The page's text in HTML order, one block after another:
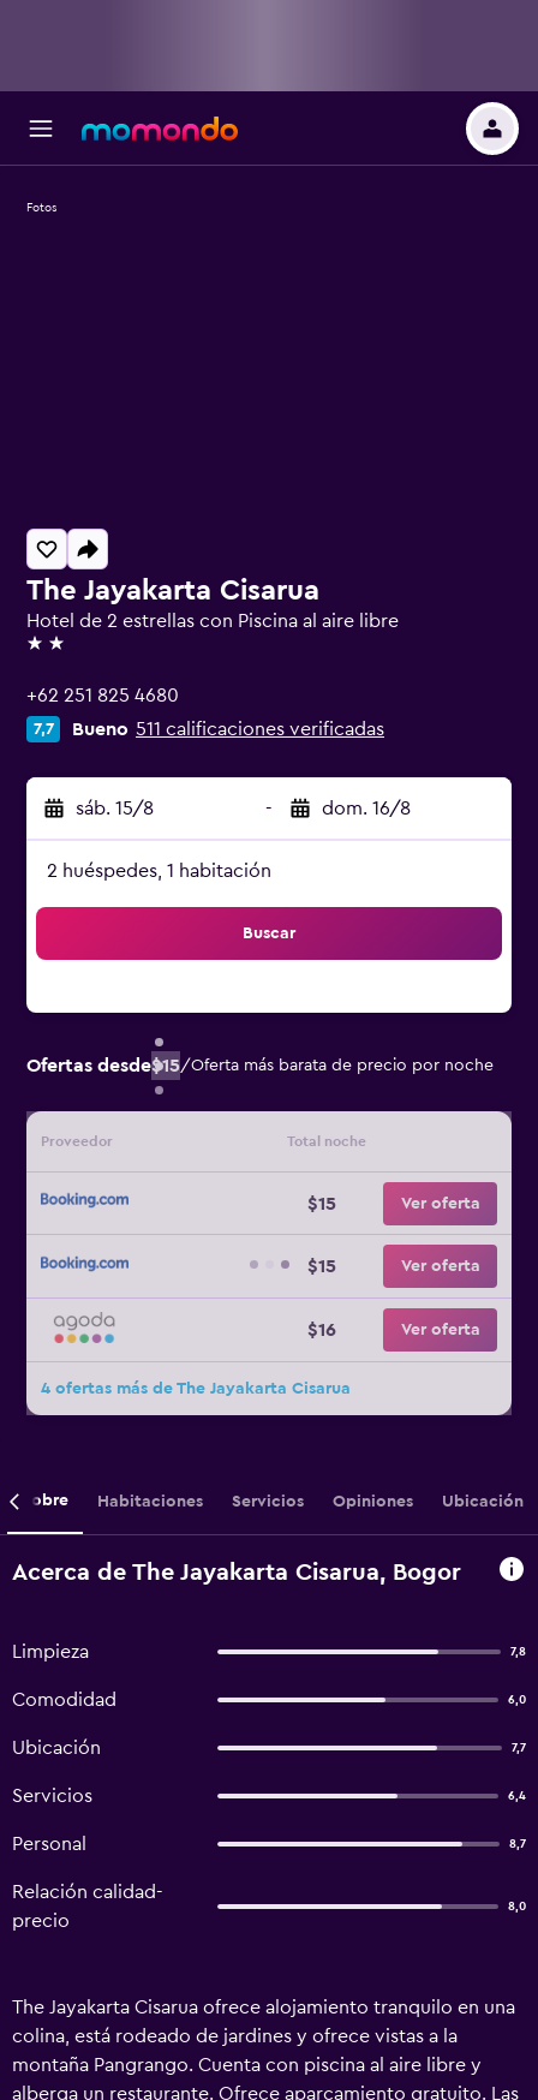
The Jayakarta Cisarua
Hotel de 2 estrellas con Piscina al aire libre
2 estrellas
+62 251 825 4680
7,7 Bueno 511 calificaciones verificadas
sáb. 15/8 - dom. 16/8
2 huéspedes, 1 habitación
Buscar
Ofertas desde$15/Oferta más barata de precio por noche
Proveedor Total noche
$15 Ver oferta
$15 Ver oferta
$16 Ver oferta
4 ofertas más de The Jayakarta Cisarua
Fotos
Sobre Habitaciones Servicios Opiniones Ubicación
Acerca de The Jayakarta Cisarua, Bogor
Limpieza 7,8
Comodidad 6,0
Ubicación 7,7
Servicios 6,4
Personal 8,7
Relación calidad-
precio
8,0
The Jayakarta Cisarua ofrece alojamiento tranquilo en una
colina, está rodeado de jardines y ofrece vistas a la
montaña Pangrango. Cuenta con piscina al aire libre y
alberga un restaurante. Ofrece aparcamiento gratuito. Las